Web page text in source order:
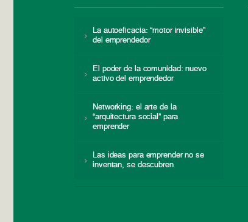
La autoeficacia: “motor invisible”
del emprendedor
El poder de la comunidad: nuevo
activo del emprendedor
Networking: el arte de la
“arquitectura social” para
emprender
Las ideas para emprender no se
inventan, se descubren